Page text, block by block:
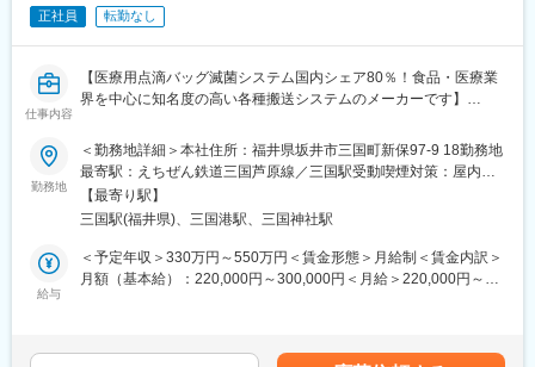
変更の範囲：会社の定める業務
減」、「多様な働き方の実現」などに取り組んでおります。
搬送装置の企画・設計・製造・設置・調整・保守まで一貫したサ
ービスを提供しております。滅菌装置周辺の国内シェアは80％で
かけるカレーや液体スープ、病院で使用する点滴バッグや流動食
等の製品を製造するメーカーには、当社の装置が導入されていま
す。
■組織構成：
す。20代から50代まで幅広い年齢層の方が所属しております。
正社員 転勤なし
仕事内容
【医療用点滴バッグ滅菌システム国内シェア80％！食品・医療業
界を中心に知名度の高い各種搬送システムのメーカーです】
システム」／スケールの大きな設計へ携わることが可能です／基
本土日祝休みで働き方も充実～
■業務内容：
【変更の範囲：会社の定める業務】
本社にて生産設備・搬送設備等の機械設計を担当していただきま
す。
※オートCAD、ゼロックス社のCADを使用します。
・当社は各種搬送システムや殺菌・滅菌装置周辺搬送システムの
勤務地
＜勤務地詳細＞本社住所：福井県坂井市三国町新保97-9 18勤務地
最寄駅：えちぜん鉄道三国芦原線／三国駅受動喫煙対策：屋内全
面禁煙変更の範囲：本文参照
【最寄り駅】
三国駅(福井県)、三国港駅、三国神社駅
給与
＜予定年収＞330万円～550万円＜賃金形態＞月給制＜賃金内訳＞
月額（基本給）：220,000円～300,000円＜月給＞220,000円～